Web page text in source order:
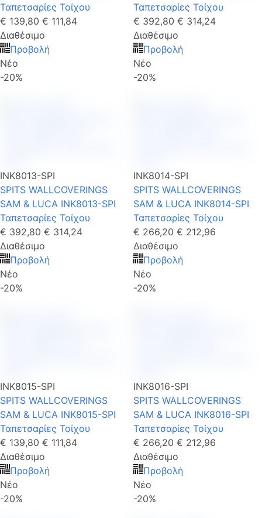
Ταπετσαρίες Τοίχου
€ 139,80 € 111,84
Διαθέσιμο
Προβολή
Νέο
-20%
Ταπετσαρίες Τοίχου
€ 392,80 € 314,24
Διαθέσιμο
Προβολή
Νέο
-20%
INK8013-SPI
SPITS WALLCOVERINGS
SAM & LUCA INK8013-SPI
Ταπετσαρίες Τοίχου
€ 392,80 € 314,24
Διαθέσιμο
Προβολή
Νέο
-20%
INK8014-SPI
SPITS WALLCOVERINGS
SAM & LUCA INK8014-SPI
Ταπετσαρίες Τοίχου
€ 266,20 € 212,96
Διαθέσιμο
Προβολή
Νέο
-20%
INK8015-SPI
SPITS WALLCOVERINGS
SAM & LUCA INK8015-SPI
Ταπετσαρίες Τοίχου
€ 139,80 € 111,84
Διαθέσιμο
Προβολή
Νέο
-20%
INK8016-SPI
SPITS WALLCOVERINGS
SAM & LUCA INK8016-SPI
Ταπετσαρίες Τοίχου
€ 266,20 € 212,96
Διαθέσιμο
Προβολή
Νέο
-20%